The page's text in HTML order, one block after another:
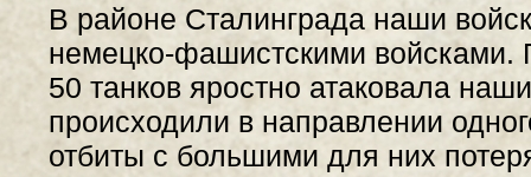
В районе Сталинграда наши
немецко-фашистскими войсками.
50 танков яростно атаковала
происходили в направлении
отбиты с большими для них